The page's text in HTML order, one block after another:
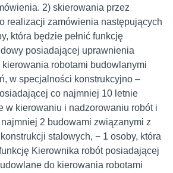
2) skierowania przez
realizacji zamówienia następujących
która będzie pełnić funkcję
posiadającej uprawnienia
kierowania robotami budowlanymi
w specjalności konstrukcyjno –
co najmniej 10 letnie
w kierowaniu i nadzorowaniu robót i
2 budowami związanymi z
stalowych, − 1 osoby, która
Kierownika robót posiadającej
do kierowania robotami